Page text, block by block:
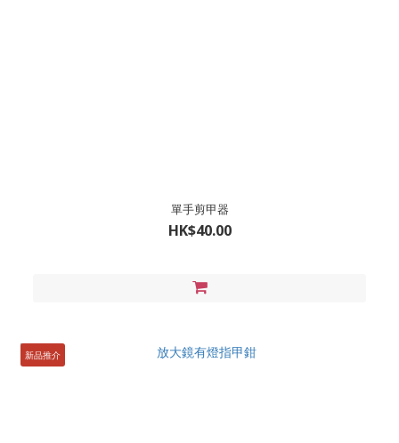
單手剪甲器
HK$40.00
新品推介